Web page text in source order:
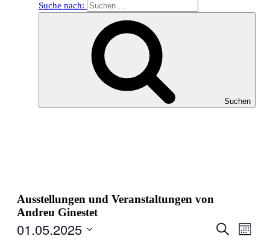
Suche nach:
Suchen
Ausstellungen und Veranstaltungen von
Andreu Ginestet
Suche
Monat
01.05.2025